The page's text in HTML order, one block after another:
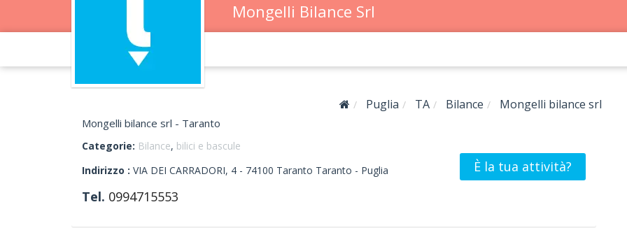
Mongelli Bilance Srl
Puglia TA Bilance Mongelli bilance srl
Mongelli bilance srl - Taranto
Categorie: Bilance, bilici e bascule
Indirizzo : VIA DEI CARRADORI, 4 - 74100 Taranto Taranto - Puglia
Tel. 0994715553
È la tua attività?